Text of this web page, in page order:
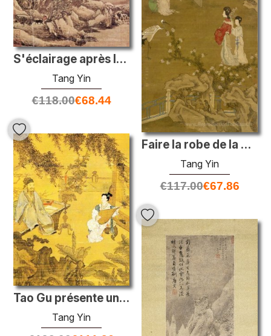
S'éclairage après la neige sur un col de montagne
Tang Yin
€118.00€68.44
Faire la robe de la mariée (copie anonyme après Tang Yin)
Tang Yin
€117.00€67.86
Tao Gu présente un poème
Tang Yin